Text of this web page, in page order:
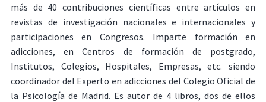
más de 40 contribuciones científicas entre artículos en
revistas de investigación nacionales e internacionales y
participaciones en Congresos. Imparte formación en
adicciones, en Centros de formación de postgrado,
Institutos, Colegios, Hospitales, Empresas, etc. siendo
coordinador del Experto en adicciones del Colegio Oficial de
la Psicología de Madrid. Es autor de 4 libros, dos de ellos